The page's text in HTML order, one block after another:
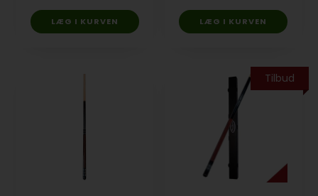
Tilbud